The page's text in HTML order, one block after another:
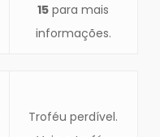
15 para mais
informações.
Troféu perdível.